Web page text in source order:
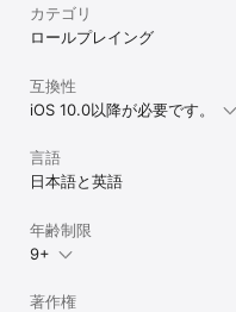
カテゴリ
ロールプレイング
互換性
iOS 10.0以降が必要です。
言語
日本語と英語
年齢制限
9+
著作権